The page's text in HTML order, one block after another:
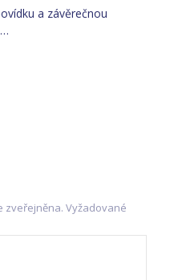
a závěrečnou
zveřejněna. Vyžadované